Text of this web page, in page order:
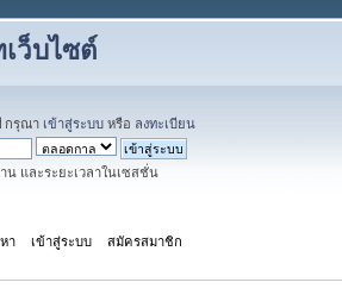
ว็บไซต์
กรุณา เข้าสู่ระบบ หรือ ลงทะเบียน
น และระยะเวลาในเซสชั่น
า เข้าสู่ระบบ สมัครสมาชิก